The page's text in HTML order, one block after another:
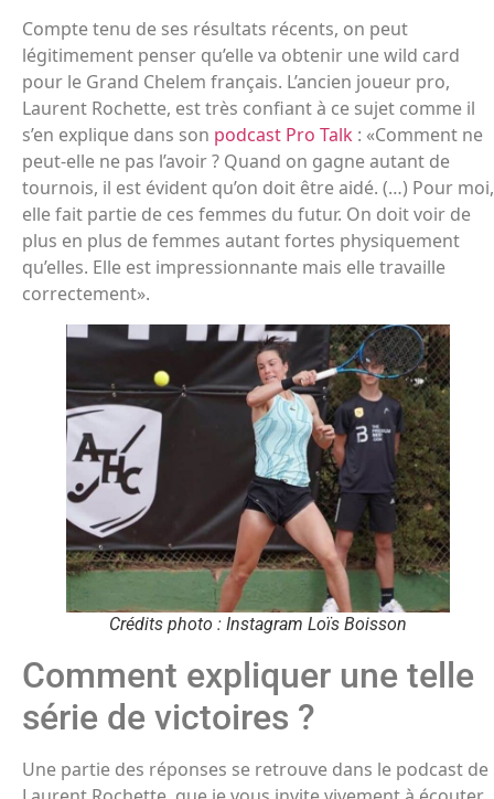
Compte tenu de ses résultats récents, on peut
légitimement penser qu’elle va obtenir une wild card
pour le Grand Chelem français. L’ancien joueur pro,
Laurent Rochette, est très confiant à ce sujet comme il
s’en explique dans son podcast Pro Talk : «Comment ne
peut-elle ne pas l’avoir ? Quand on gagne autant de
tournois, il est évident qu’on doit être aidé. (…) Pour moi,
elle fait partie de ces femmes du futur. On doit voir de
plus en plus de femmes autant fortes physiquement
qu’elles. Elle est impressionnante mais elle travaille
correctement».
Crédits photo : Instagram Loïs Boisson
Comment expliquer une telle
série de victoires ?
Une partie des réponses se retrouve dans le podcast de